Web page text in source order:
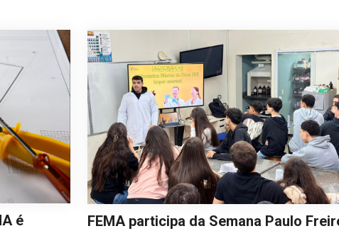
é
FEMA participa da Semana Paulo